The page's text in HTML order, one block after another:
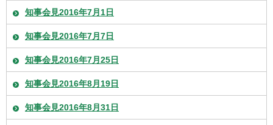
知事会見2016年7月1日
知事会見2016年7月7日
知事会見2016年7月25日
知事会見2016年8月19日
知事会見2016年8月31日